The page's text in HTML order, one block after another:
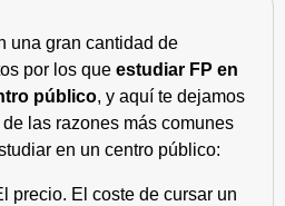
una gran cantidad de
por los que estudiar FP en
público, y aquí te dejamos
de las razones más comunes
en un centro público:
precio. El coste de cursar un